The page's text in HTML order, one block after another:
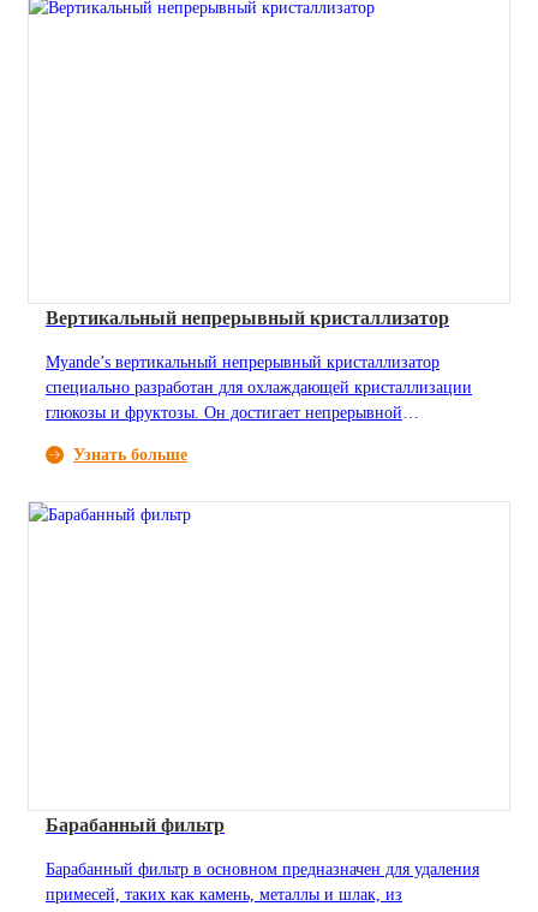
Вертикальный непрерывный кристаллизатор
Myande’s вертикальный непрерывный кристаллизатор
специально разработан для охлаждающей кристаллизации
глюкозы и фруктозы. Он достигает непрерывной
змеевиковой системы и использует уникальный подъёмный
змеевиками и материалом. Эта конструкция не только
Узнать больше
Барабанный фильтр
Барабанный фильтр в основном предназначен для удаления
примесей, таких как камень, металлы и шлак, из